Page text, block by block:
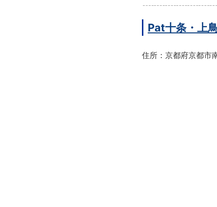
Pat十条・上
住所：京都府京都市